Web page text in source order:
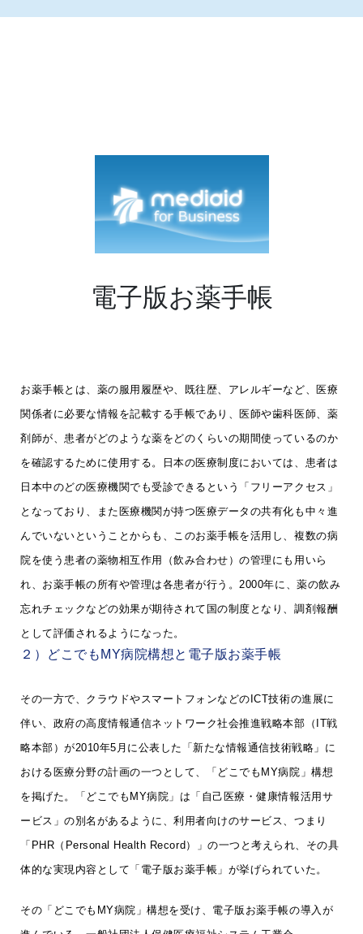
電子版お薬手帳
お薬手帳とは、薬の服用履歴や、既往歴、アレルギーなど、医療
関係者に必要な情報を記載する手帳であり、医師や歯科医師、薬
剤師が、患者がどのような薬をどのくらいの期間使っているのか
を確認するために使用する。日本の医療制度においては、患者は
日本中のどの医療機関でも受診できるという「フリーアクセス」
となっており、また医療機関が持つ医療データの共有化も中々進
んでいないということからも、このお薬手帳を活用し、複数の病
院を使う患者の薬物相互作用（飲み合わせ）の管理にも用いら
れ、お薬手帳の所有や管理は各患者が行う。2000年に、薬の飲み
忘れチェックなどの効果が期待されて国の制度となり、調剤報酬
として評価されるようになった。
２）どこでもMY病院構想と電子版お薬手帳
その一方で、クラウドやスマートフォンなどのICT技術の進展に
伴い、政府の高度情報通信ネットワーク社会推進戦略本部（IT戦
略本部）が2010年5月に公表した「新たな情報通信技術戦略」に
おける医療分野の計画の一つとして、「どこでもMY病院」構想
を掲げた。「どこでもMY病院」は「自己医療・健康情報活用サ
ービス」の別名があるように、利用者向けのサービス、つまり
「PHR（Personal Health Record）」の一つと考えられ、その具
体的な実現内容として「電子版お薬手帳」が挙げられていた。
その「どこでもMY病院」構想を受け、電子版お薬手帳の導入が